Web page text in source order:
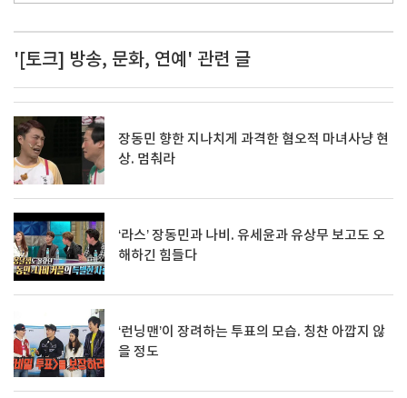
'[토크] 방송, 문화, 연예' 관련 글
장동민 향한 지나치게 과격한 혐오적 마녀사냥 현
상. 멈춰라
‘라스’ 장동민과 나비. 유세윤과 유상무 보고도 오
해하긴 힘들다
‘런닝맨’이 장려하는 투표의 모습. 칭찬 아깝지 않
을 정도